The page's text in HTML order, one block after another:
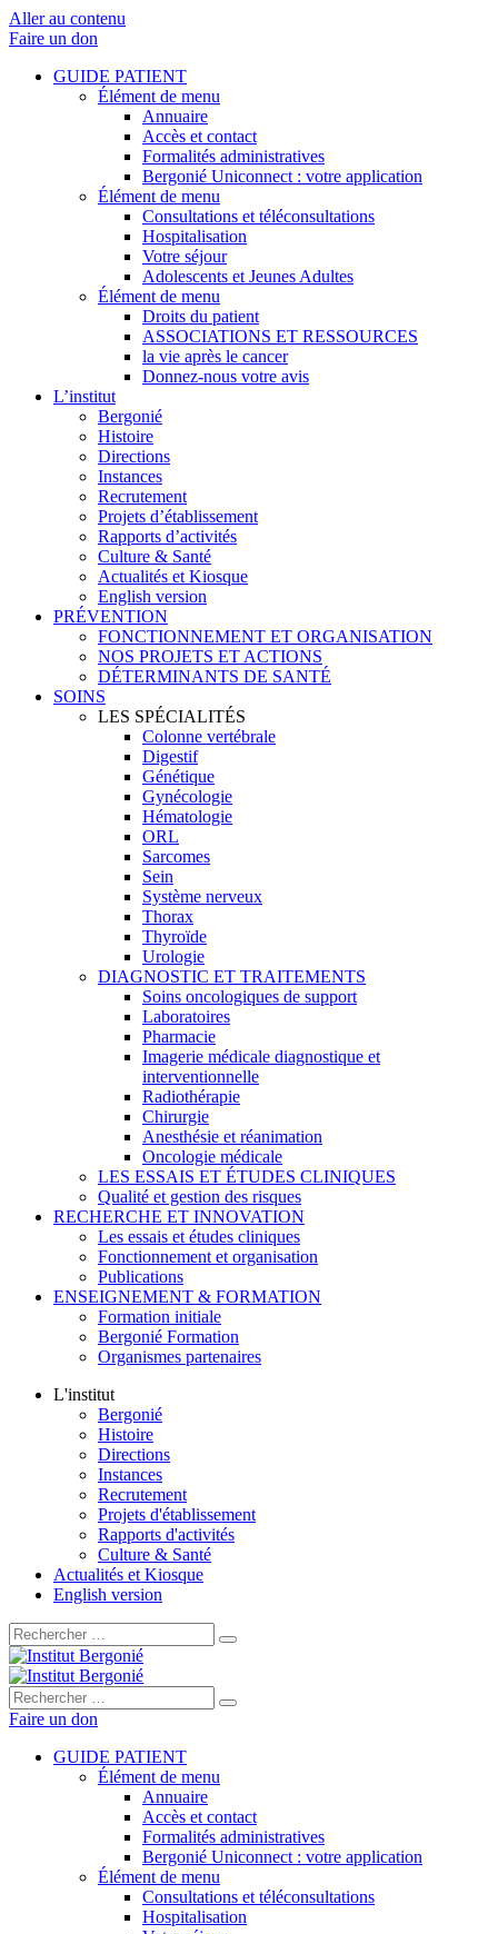
Aller au contenu
Faire un don
GUIDE PATIENT
Élément de menu
Annuaire
Accès et contact
Formalités administratives
Bergonié Uniconnect : votre application
Élément de menu
Consultations et téléconsultations
Hospitalisation
Votre séjour
Adolescents et Jeunes Adultes
Élément de menu
Droits du patient
ASSOCIATIONS ET RESSOURCES
la vie après le cancer
Donnez-nous votre avis
L’institut
Bergonié
Histoire
Directions
Instances
Recrutement
Projets d’établissement
Rapports d’activités
Culture & Santé
Actualités et Kiosque
English version
PRÉVENTION
FONCTIONNEMENT ET ORGANISATION
NOS PROJETS ET ACTIONS
DÉTERMINANTS DE SANTÉ
SOINS
LES SPÉCIALITÉS
Colonne vertébrale
Digestif
Génétique
Gynécologie
Hématologie
ORL
Sarcomes
Sein
Système nerveux
Thorax
Thyroïde
Urologie
DIAGNOSTIC ET TRAITEMENTS
Soins oncologiques de support
Laboratoires
Pharmacie
Imagerie médicale diagnostique et
interventionnelle
Radiothérapie
Chirurgie
Anesthésie et réanimation
Oncologie médicale
LES ESSAIS ET ÉTUDES CLINIQUES
Qualité et gestion des risques
RECHERCHE ET INNOVATION
Les essais et études cliniques
Fonctionnement et organisation
Publications
ENSEIGNEMENT & FORMATION
Formation initiale
Bergonié Formation
Organismes partenaires
L'institut
Bergonié
Histoire
Directions
Instances
Recrutement
Projets d'établissement
Rapports d'activités
Culture & Santé
Actualités et Kiosque
English version
Rechercher :
Rechercher :
Faire un don
GUIDE PATIENT
Élément de menu
Annuaire
Accès et contact
Formalités administratives
Bergonié Uniconnect : votre application
Élément de menu
Consultations et téléconsultations
Hospitalisation